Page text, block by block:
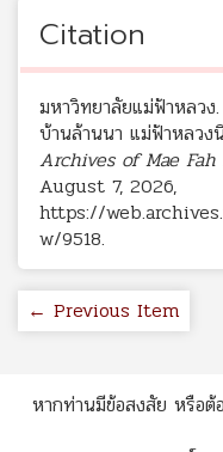
Citation
มหาวิทยาลัยแม่ฟ้าหลว
บ้านล้านนา แม่ฟ้าหลวง
Archives of Mae
August 7, 2026,
https://
w/9518.
← Previous Item
หากท่านมีข้อสงสัย หรือต้